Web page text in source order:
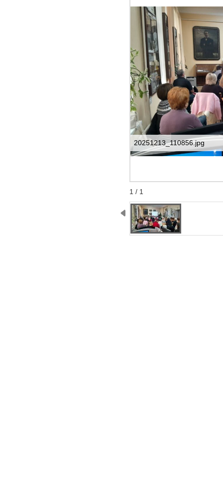
20251213_110856.jpg
1 / 1
StartStop